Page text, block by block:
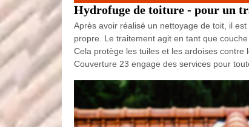
Hydrofuge de toiture - pour un
Après avoir réalisé un nettoyage de toit, il
propre. Le traitement agit en tant que
Cela protège les tuiles et les ardoises contre
Couverture 23 engage des services pour